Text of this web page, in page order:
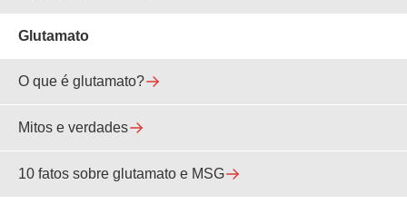
Glutamato
O que é glutamato?
Mitos e verdades
10 fatos sobre glutamato e MSG